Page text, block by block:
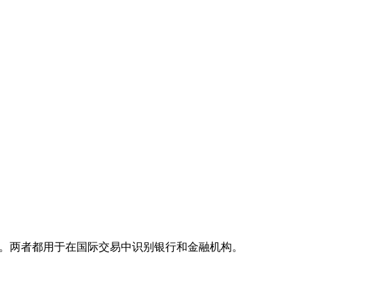
者都用于在国际交易中识别银行和金融机构。